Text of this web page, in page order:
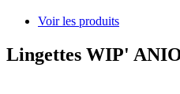
Voir les produits
Lingettes WIP'